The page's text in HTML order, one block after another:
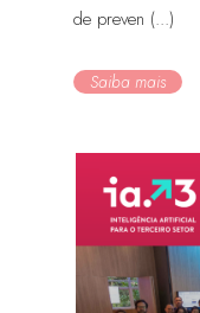
de preven (...)
Saiba mais